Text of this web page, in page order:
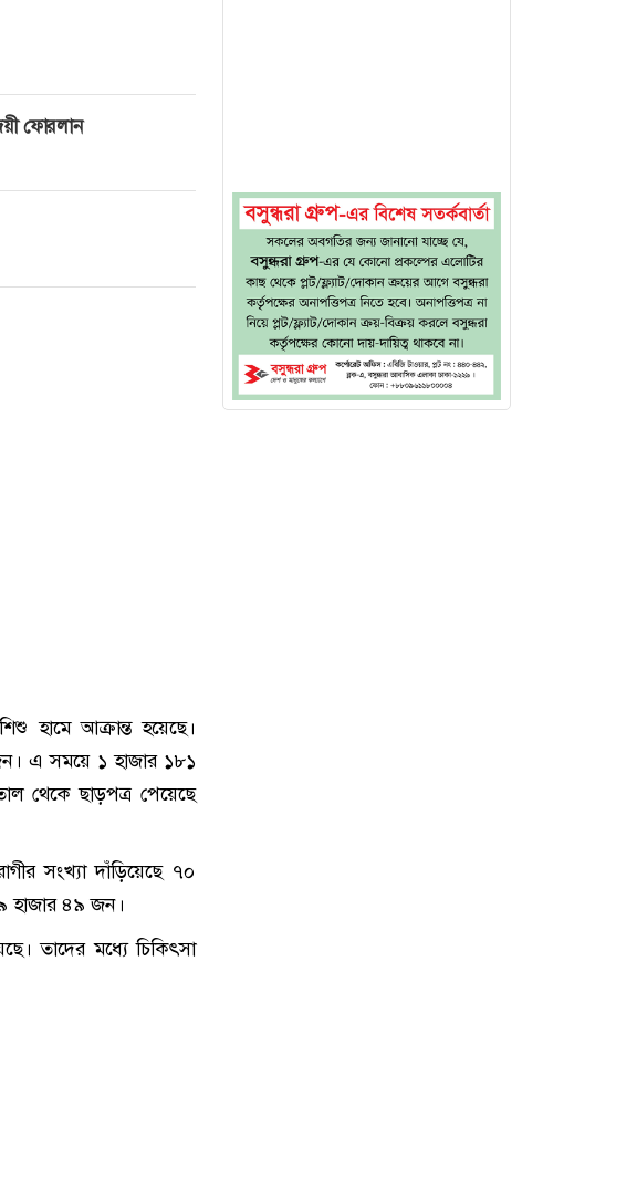
ফোরলান
হামে আক্রান্ত হয়েছে।
এ সময়ে ১ হাজার ১৮১
থেকে ছাড়পত্র পেয়েছে
সংখ্যা দাঁড়িয়েছে ৭০
হাজার ৪৯ জন।
তাদের মধ্যে চিকিৎসা